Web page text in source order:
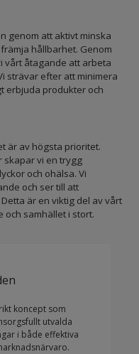
genom att aktivt minska
hållbarhet. Genom
vårt åtagande att arbeta
strävar efter att minimera
erbjuda produkter och
är av högsta prioritet.
skapar vi en trygg
och ohälsa. Vi
och ser till att
är en viktig del av vårt
samhället i stort.
koncept som
utvalda
i både effektiva